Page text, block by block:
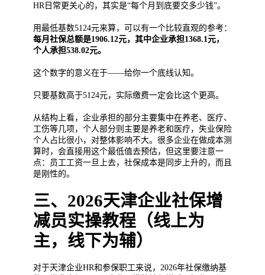
HR日常更关心的，其实是“每个月到底要交多少钱”。
用最低基数5124元来算，可以有一个比较直观的参考：
每月社保总额是1906.12元，其中企业承担1368.1元，
个人承担538.02元。
这个数字的意义在于——给你一个底线认知。
只要基数高于5124元，实际缴费一定会比这个更高。
从结构上看，企业承担的部分主要集中在养老、医疗、
工伤等几项，个人部分则主要是养老和医疗，失业保险
个人占比很小，对整体影响不大。很多企业在做成本测
算时，会直接用这个最低值去预估，但这里要注意一
点：员工工资一旦上去，社保成本是同步上升的，而且
是刚性的。
三、2026天津企业社保增
减员实操教程（线上为
主，线下为辅）
对于天津企业HR和参保职工来说，2026年社保缴纳基